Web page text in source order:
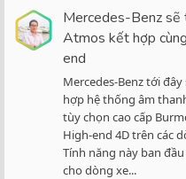
Mercedes-Benz sẽ
Atmos kết hợp
end
Mercedes-Benz tới
hợp hệ thống âm
tùy chọn cao cấp
High-end 4D trên các
Tính năng này ban
cho dòng xe...